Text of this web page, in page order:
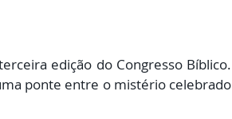
edição do Congresso Bíblico.
ponte entre o mistério celebrado